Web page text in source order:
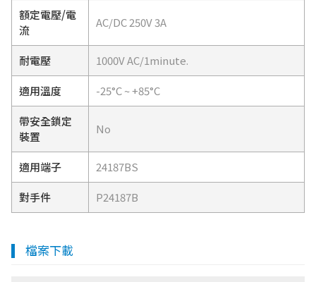
額定電壓/電
流
AC/DC 250V 3A
耐電壓 1000V AC/1minute.
適用溫度 -25°C ~ +85°C
帶安全鎖定
裝置
No
適用端子 24187BS
對手件 P24187B
檔案下載